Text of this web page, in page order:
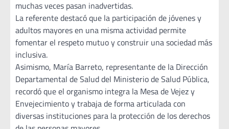
muchas veces pasan inadvertidas.
La referente destacó que la participación de jóvenes y
adultos mayores en una misma actividad permite
fomentar el respeto mutuo y construir una sociedad más
inclusiva.
Asimismo, María Barreto, representante de la Dirección
Departamental de Salud del Ministerio de Salud Pública,
recordó que el organismo integra la Mesa de Vejez y
Envejecimiento y trabaja de forma articulada con
diversas instituciones para la protección de los derechos